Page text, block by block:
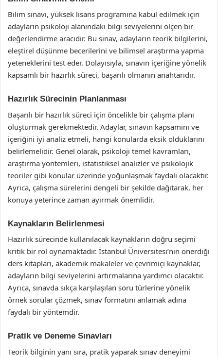
Bilim sınavı, yüksek lisans programına kabul edilmek için
adayların psikoloji alanındaki bilgi seviyelerini ölçen bir
değerlendirme aracıdır. Bu sınav, adayların teorik bilgilerini,
eleştirel düşünme becerilerini ve bilimsel araştırma yapma
yeteneklerini test eder. Dolayısıyla, sınavın içeriğine yönelik
kapsamlı bir hazırlık süreci, başarılı olmanın anahtarıdır.
Hazırlık Sürecinin Planlanması
Başarılı bir hazırlık süreci için öncelikle bir çalışma planı
oluşturmak gerekmektedir. Adaylar, sınavın kapsamını ve
içeriğini iyi analiz etmeli, hangi konularda eksik olduklarını
belirlemelidir. Genel olarak, psikoloji temel kavramları,
araştırma yöntemleri, istatistiksel analizler ve psikolojik
teoriler gibi konular üzerinde yoğunlaşmak faydalı olacaktır.
Ayrıca, çalışma sürelerini dengeli bir şekilde dağıtarak, her
konuya yeterince zaman ayırmak önemlidir.
Kaynakların Belirlenmesi
Hazırlık sürecinde kullanılacak kaynakların doğru seçimi
kritik bir rol oynamaktadır. İstanbul Üniversitesi’nin önerdiği
ders kitapları, akademik makaleler ve çevrimiçi kaynaklar,
adayların bilgi seviyelerini artırmalarına yardımcı olacaktır.
Ayrıca, sınavda sıkça karşılaşılan soru türlerine yönelik
örnek sorular çözmek, sınav formatını anlamak adına
faydalı bir yöntemdir.
Pratik ve Deneme Sınavları
Teorik bilginin yanı sıra, pratik yaparak sınav deneyimi